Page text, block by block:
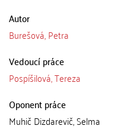
Autor
Burešová, Petra
Vedoucí práce
Pospíšilová, Tereza
Oponent práce
Muhič Dizdarevič, Selma